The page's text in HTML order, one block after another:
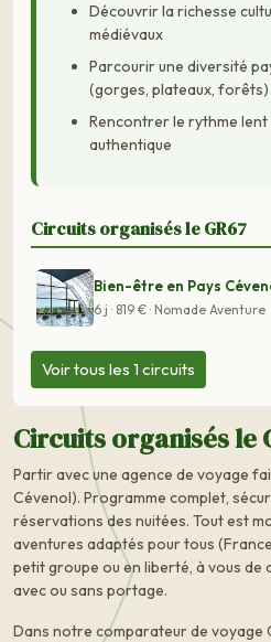
Découvrir la richesse
médiévaux
Parcourir une diversité
(gorges, plateaux, forêts)
Rencontrer le rythme lent
authentique
Circuits organisés le GR67
Bien-être en Pays
6 j · 819 € · Nomade Aventure
Voir tous les 1 circuits
Circuits organisés le
Partir avec une agence de voyage
Cévenol). Programme complet,
réservations des nuitées. Tout est
aventures adaptés pour tous
petit groupe ou en liberté, à vous
avec ou sans portage.
Dans notre comparateur de voyage